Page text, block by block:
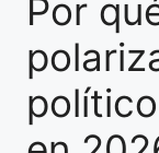
Por